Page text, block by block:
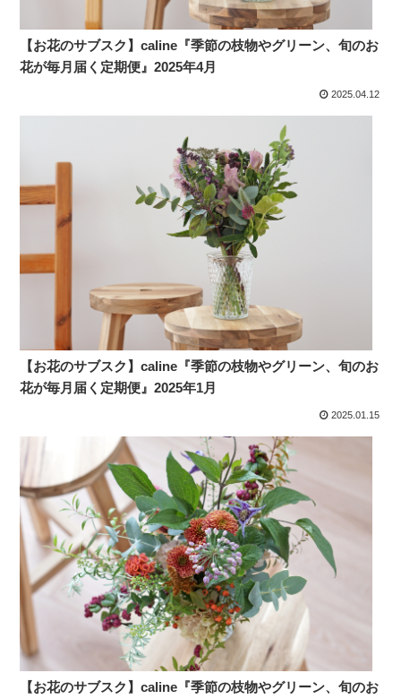
【お花のサブスク】caline『季節の枝物やグリーン、旬のお
花が毎月届く定期便』2025年4月
2025.04.12
【お花のサブスク】caline『季節の枝物やグリーン、旬のお
花が毎月届く定期便』2025年1月
2025.01.15
【お花のサブスク】caline『季節の枝物やグリーン、旬のお